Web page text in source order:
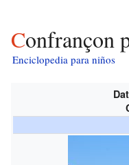
Confrançon
Enciclopedia para niños